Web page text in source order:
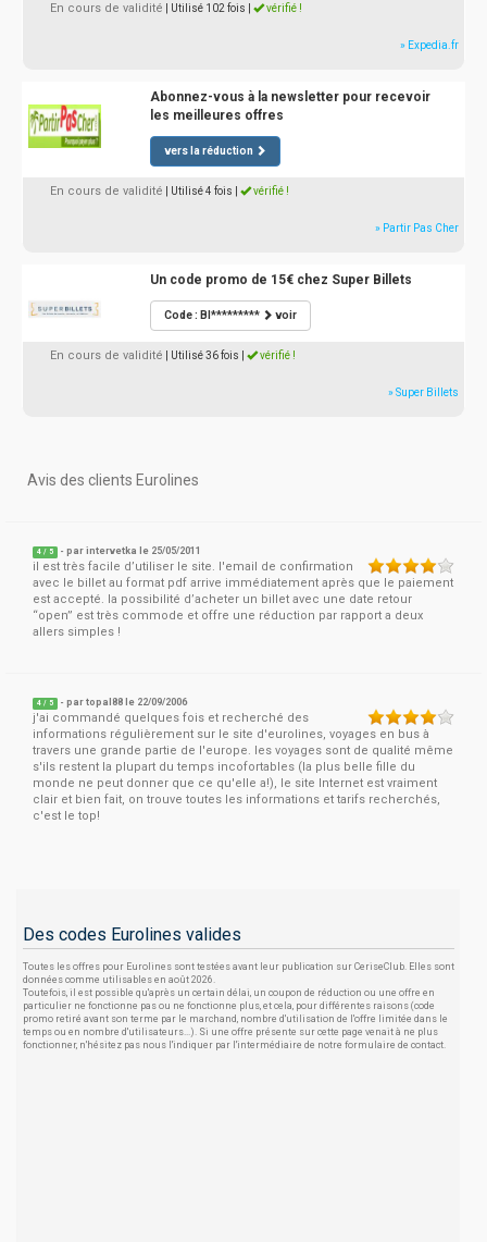
En cours de validité | Utilisé 102 fois vérifié !
» Expedia.fr
Abonnez-vous à la newsletter pour recevoir
les meilleures offres
vers la réduction
En cours de validité | Utilisé 4 fois vérifié !
» Partir Pas Cher
Un code promo de 15€ chez Super Billets
Code : BI********* voir
En cours de validité | Utilisé 36 fois vérifié !
» Super Billets
Avis des clients Eurolines
4 / 5 - parintervetka le 25/05/2011
il est très facile d’utiliser le site. l'email de confirmation
avec le billet au format pdf arrive immédiatement après que le paiement
est accepté. la possibilité d’acheter un billet avec une date retour
“open” est très commode et offre une réduction par rapport a deux
allers simples !
4 / 5 - partopal88 le 22/09/2006
j'ai commandé quelques fois et recherché des
informations régulièrement sur le site d'eurolines, voyages en bus à
travers une grande partie de l'europe. les voyages sont de qualité même
s'ils restent la plupart du temps incofortables (la plus belle fille du
monde ne peut donner que ce qu'elle a!), le site Internet est vraiment
clair et bien fait, on trouve toutes les informations et tarifs recherchés,
c'est le top!
Des codes Eurolines valides
Toutes les offres pour Eurolines sont testées avant leur publication sur CeriseClub. Elles sont
données comme utilisables en août 2026.
Toutefois, il est possible qu'après un certain délai, un coupon de réduction ou une offre en
particulier ne fonctionne pas ou ne fonctionne plus, et cela, pour différentes raisons (code
promo retiré avant son terme par le marchand, nombre d'utilisation de l'offre limitée dans le
temps ou en nombre d'utilisateurs...). Si une offre présente sur cette page venait à ne plus
fonctionner, n'hésitez pas nous l'indiquer par l'intermédiaire de notre formulaire de contact.